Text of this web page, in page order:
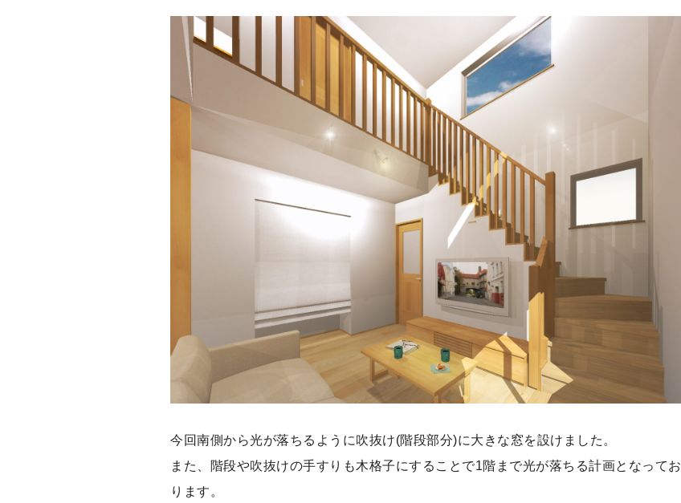
今回南側から光が落ちるように吹抜け(階段部分)に大きな窓を設けました。
また、階段や吹抜けの手すりも木格子にすることで1階まで光が落ちる計画となってお
ります。